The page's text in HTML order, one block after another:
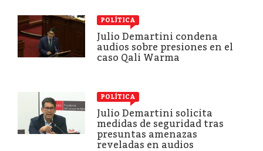
POLÍTICA
Julio Demartini condena
audios sobre presiones en el
caso Qali Warma
POLÍTICA
Julio Demartini solicita
medidas de seguridad tras
presuntas amenazas
reveladas en audios